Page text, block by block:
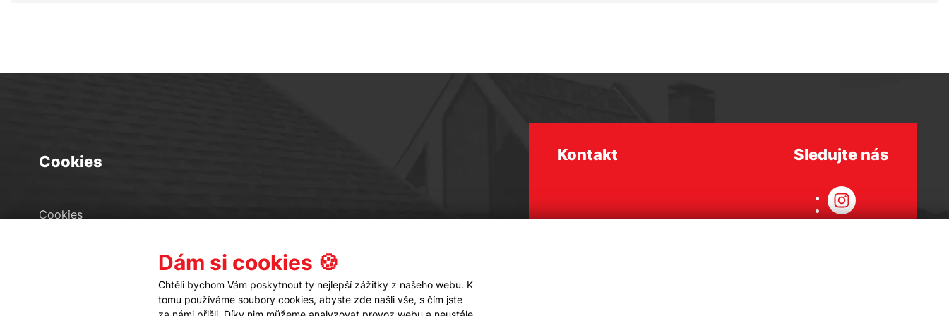
Cookies
Cookies
Kontakt Sledujte nás
Dám si cookies 🍪
Chtěli bychom Vám poskytnout ty nejlepší zážitky z našeho webu. K
tomu používáme soubory cookies, abyste zde našli vše, s čím jste